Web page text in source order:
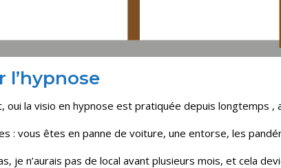
l’hypnose
oui la visio en hypnose est pratiquée depuis longtemps ,
: vous êtes en panne de voiture, une entorse, les
je n’aurais pas de local avant plusieurs mois, et cela